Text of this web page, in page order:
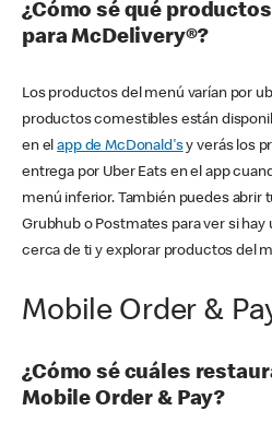
¿Cómo sé qué
para McDelivery®?
Los productos del menú varían por
productos comestibles están
en elapp de McDonald'sy verás los
entrega por Uber Eats en el app
menú inferior. También puedes abrir
Grubhub o Postmates para ver si hay
cerca de ti y explorar productos del
Mobile Order &
¿Cómo sé cuáles
Mobile Order & Pay?